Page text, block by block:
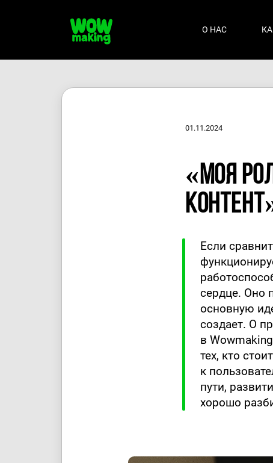
О НАС
01.11.2024
«Моя
Если
сердце. Оно
основную
создает. О
в
тех, кто
к
пути,
хорошо